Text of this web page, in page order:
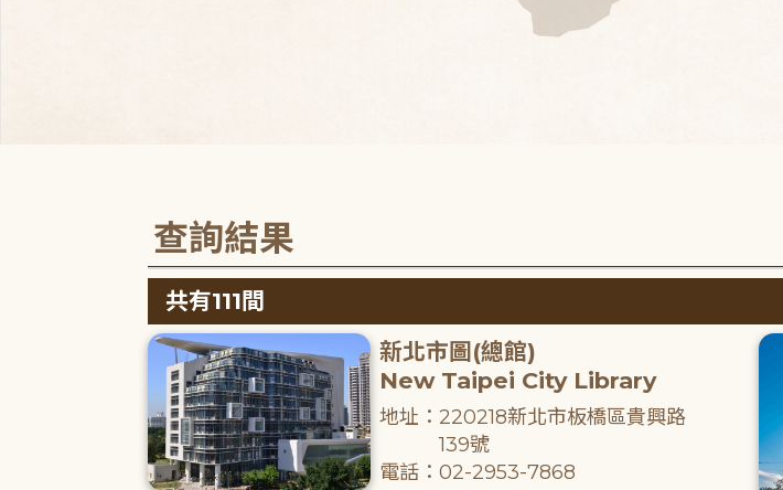
查詢結果
共有111間
新北市圖(總館)
New Taipei City Library
地址：220218新北市板橋區貴興路
139號
電話：02-2953-7868